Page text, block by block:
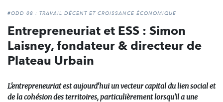
#ODD 08 : TRAVAIL DÉCENT ET CROISSANCE ÉCONOMIQUE
Entrepreneuriat et ESS : Simon
Laisney, fondateur & directeur de
Plateau Urbain
L'entrepreneuriat est aujourd'hui un vecteur capital du lien social et
de la cohésion des territoires, particulièrement lorsqu'il a une